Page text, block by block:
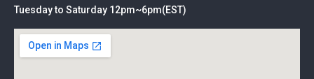
Tuesday to Saturday 12pm~6pm(EST)